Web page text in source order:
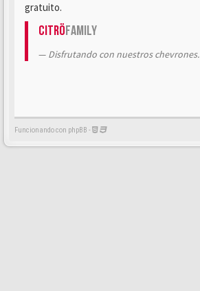
gratuito.
CitröFamily
Disfrutando con nuestros chevrones.
Funcionando con phpBB -